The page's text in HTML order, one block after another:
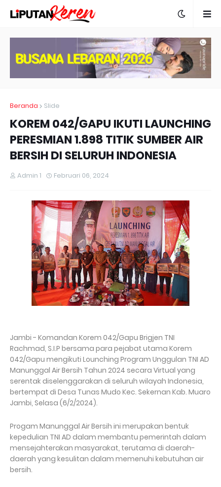
Beranda Slide
KOREM 042/GAPU IKUTI LAUNCHING
PERESMIAN 1.898 TITIK SUMBER AIR
BERSIH DI SELURUH INDONESIA
Admin 1 Februari 06, 2024
Jambi - Komandan Korem 042/Gapu Brigjen TNI
Rachmad, S.I.P bersama para pejabat utama Korem
042/Gapu mengikuti Lounching Program Unggulan TNI AD
Manunggal Air Bersih Tahun 2024 secara Virtual yang
serentak diselenggarakan di seluruh wilayah Indonesia,
bertempat di Desa Tunas Mudo Kec. Sekernan Kab. Muaro
Jambi, Selasa (6/2/2024).
Progam Manunggal Air Bersih ini merupakan bentuk
kepedulian TNI AD dalam membantu pemerintah dalam
mensejahterakan masyarakat, terutama di daerah-
daerah yang kesulitan dalam memenuhi kebutuhan air
bersih.